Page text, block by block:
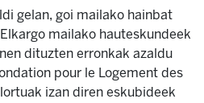
gelan, goi mailako hainbat
mailako hauteskundeek
dituzten erronkak azaldu
pour le Logement des
izan diren eskubideek